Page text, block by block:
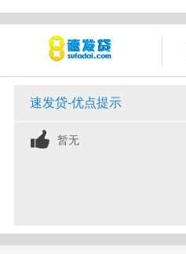
速发贷-优点提示
暂无